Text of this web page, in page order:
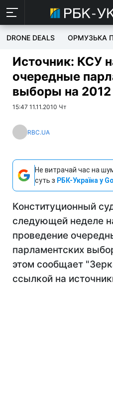
DRONE DEALS ОРМУЗЬКА
Источник: КСУ
очередные
выборы на 2012
15:47 11.11.2010 Чт
RBC.UA
Не витрачай час на
суть з РБК-Україна у
Конституционный
следующей неделе
проведение
парламентских
этом сообщает
ссылкой на